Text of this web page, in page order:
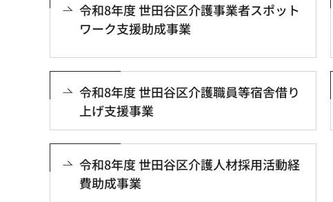
令和8年度 世田谷区介護事業者スポット
ワーク支援助成事業
令和8年度 世田谷区介護職員等宿舎借り
上げ支援事業
令和8年度 世田谷区介護人材採用活動経
費助成事業